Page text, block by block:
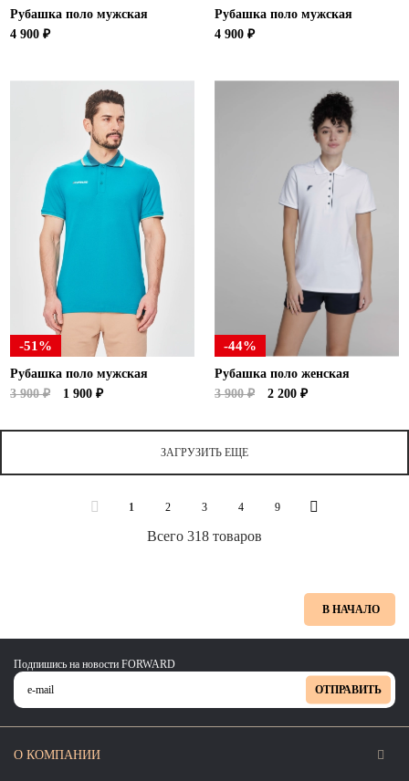
Рубашка поло мужская
4 900 ₽
Рубашка поло мужская
4 900 ₽
-51%
Рубашка поло мужская
3 900 ₽
1 900 ₽
-44%
Рубашка поло женская
3 900 ₽
2 200 ₽
ЗАГРУЗИТЬ ЕЩЕ
1 2 3 4 9
Всего 318 товаров
В НАЧАЛО
Подпишись на новости FORWARD
ОТПРАВИТЬ
О КОМПАНИИ